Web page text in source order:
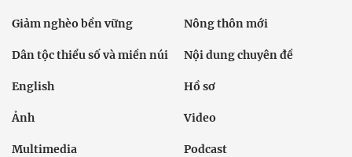
Giảm nghèo bền vững Nông thôn mới
Dân tộc thiểu số và miền núi Nội dung chuyên đề
English Hồ sơ
Ảnh Video
Multimedia Podcast